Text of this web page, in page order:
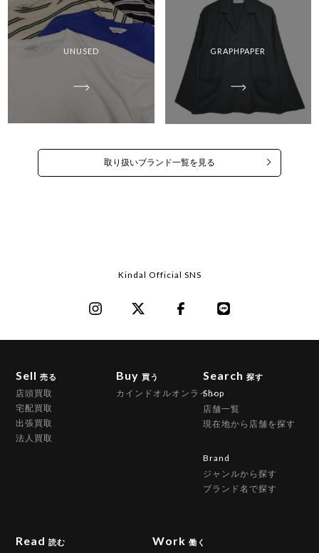
UNUSED GRAPHPAPER
取り扱いブランド一覧を見る
Kindal Official SNS
Sell売る
店頭買取
宅配買取
出張買取
法人買取
Buy 買う
カインドオルオンライン
Search 探す
Shop
店舗一覧
現在地から店舗を探す
Brand
ジャンルから探す
ブランド名で探す
Read読む Work 働く